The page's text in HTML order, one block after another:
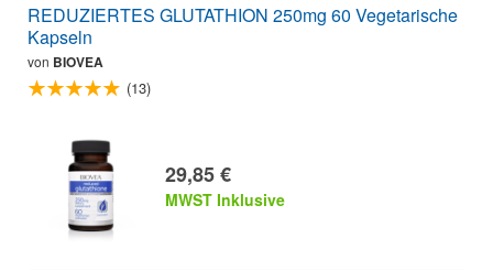
REDUZIERTES GLUTATHION 250mg 60 Vegetarische
Kapseln
von BIOVEA
(13)
29,85 €
MWST Inklusive